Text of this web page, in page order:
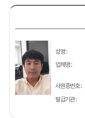
성명 :
업체명 :
사원증번호 :
발급기관 :